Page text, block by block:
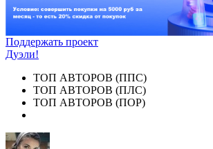
Поддержать проект
Дуэли!
ТОП АВТОРОВ (ППС)
ТОП АВТОРОВ (ПЛС)
ТОП АВТОРОВ (ПОР)